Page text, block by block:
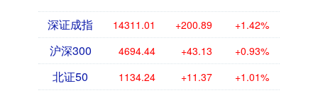
深证成指 14311.01 +200.89 +1.42%
沪深300 4694.44 +43.13 +0.93%
北证50 1134.24 +11.37 +1.01%